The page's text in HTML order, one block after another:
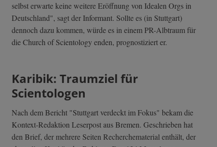
selbst erwarte keine weitere Eröffnung von Idealen Orgs in
Deutschland", sagt der Informant. Sollte es (in Stuttgart)
dennoch dazu kommen, würde es in einem PR-Albtraum für
die Church of Scientology enden, prognostiziert er.
Karibik: Traumziel für
Scientologen
Nach dem Bericht "Stuttgart verdeckt im Fokus" bekam die
Kontext-Redaktion Leserpost aus Bremen. Geschrieben hat
den Brief, der mehrere Seiten Recherchematerial enthält, der